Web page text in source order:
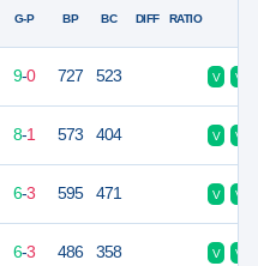
G-P BP BC DIFF RATIO
9-0 727 523 V V
8-1 573 404 V V
6-3 595 471 V V
6-3 486 358 V V